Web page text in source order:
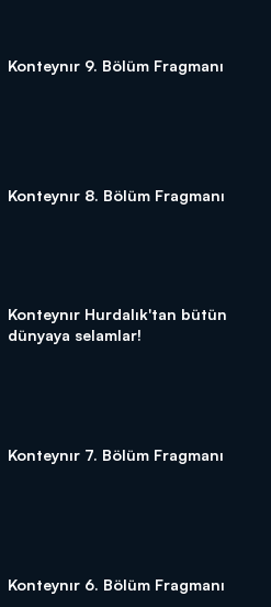
Konteynır 9. Bölüm Fragmanı
Konteynır 8. Bölüm Fragmanı
Konteynır Hurdalık'tan bütün
dünyaya selamlar!
Konteynır 7. Bölüm Fragmanı
Konteynır 6. Bölüm Fragmanı